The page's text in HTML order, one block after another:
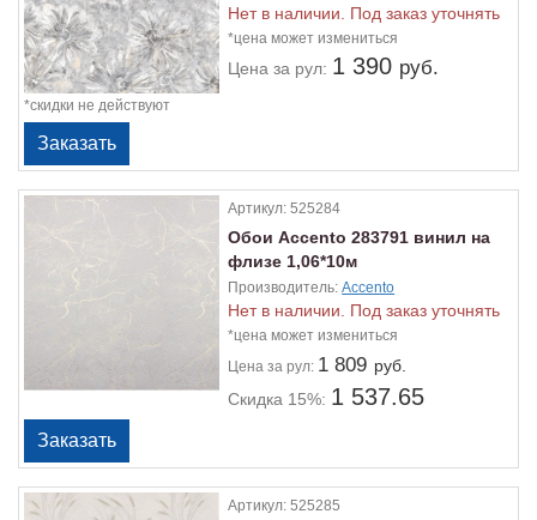
Нет в наличии. Под заказ уточнять
*цена может измениться
Цена за рул: 1 390 руб.
*скидки не действуют
Артикул:525284
Обои Accento 283791 винил на
флизе 1,06*10м
Производитель:Accento
Нет в наличии. Под заказ уточнять
*цена может измениться
Цена за рул: 1 809 руб.
Скидка 15%: 1 537.65
Артикул:525285